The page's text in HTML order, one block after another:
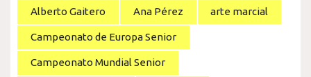
Alberto Gaitero Ana Pérez arte marcial
Campeonato de Europa Senior
Campeonato Mundial Senior